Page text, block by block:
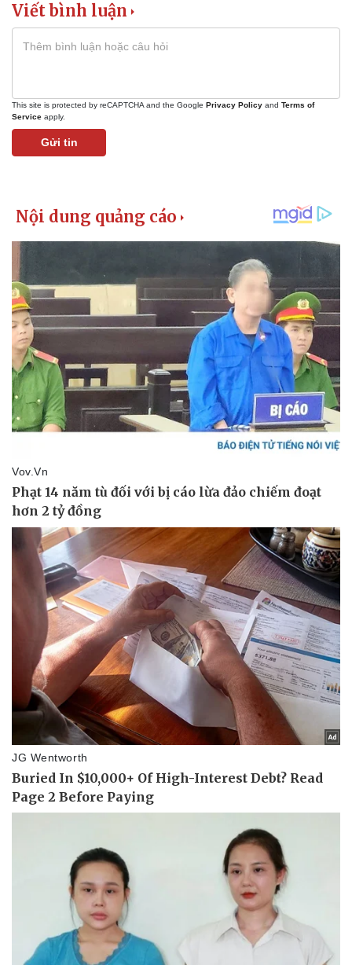
Kinh tế
Bất động sản
Khởi nghiệp
Thị trường
Giá vàng
Tiêu dùng
Tỷ giá
Chứng khoán
Giá cà phê
Viết bình luận
This site is protected by reCAPTCHA and the Google Privacy Policy and Terms of
Service apply.
Gửi tin